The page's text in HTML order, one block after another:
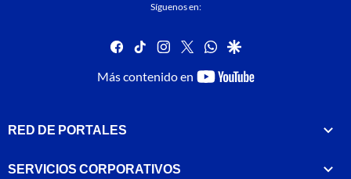
Síguenos en:
facebook
tiktok instagram
twitterwhatsapp
google
Más contenido en
youtube-
RED DE PORTALES
SERVICIOS CORPORATIVOS